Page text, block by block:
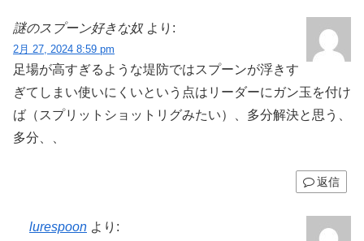
謎のスプーン好きな奴 より:
2月 27, 2024 8:59 pm
足場が高すぎるような堤防ではスプーンが浮きす
ぎてしまい使いにくいという点はリーダーにガン玉を付け
ば（スプリットショットリグみたい）、多分解決と思う、
多分、、
返信
lurespoon より: